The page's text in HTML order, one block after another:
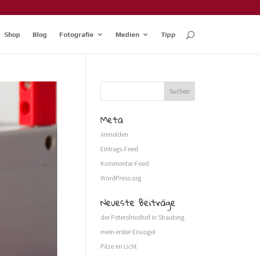
Shop Blog Fotografie Medien Tipp
Meta
Anmelden
Eintrags-Feed
Kommentar-Feed
WordPress.org
Neueste Beiträge
der Petersfriedhof in Straubing
mein erster Eisvogel
Pilze im Licht